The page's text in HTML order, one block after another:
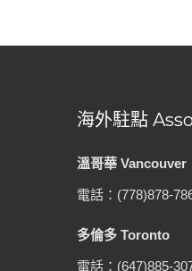
海外駐點
溫哥華 Vancouver
電話：(778)878-
多倫多 Toronto
電話：(647)885-